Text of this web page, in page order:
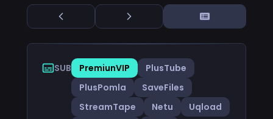
SUB PremiunVIP
PlusTube
PlusPomla
SaveFiles
StreamTape
Netu
Uqload